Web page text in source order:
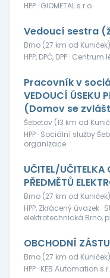
HPP · GIOMETAL s.r.o.
Vedoucí sestra
Brno (27 km od Kuniček)
HPP, DPČ, DPP ·
Pracovník v
VEDOUCÍ ÚSEKU
(Domov se
Šebetov (13 km od
HPP · Sociální služby
organizace
UČITEL/UČITELKA
PŘEDMĚTŮ
Brno (27 km od Kuniček)
HPP, Zkrácený úvazek
elektrotechnická Brno,
OBCHODNÍ
Brno (27 km od Kuniček)
HPP · KEB Automation